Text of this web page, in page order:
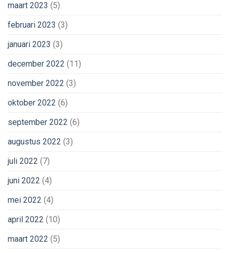
maart 2023 (5)
februari 2023 (3)
januari 2023 (3)
december 2022 (11)
november 2022 (3)
oktober 2022 (6)
september 2022 (6)
augustus 2022 (3)
juli 2022 (7)
juni 2022 (4)
mei 2022 (4)
april 2022 (10)
maart 2022 (5)